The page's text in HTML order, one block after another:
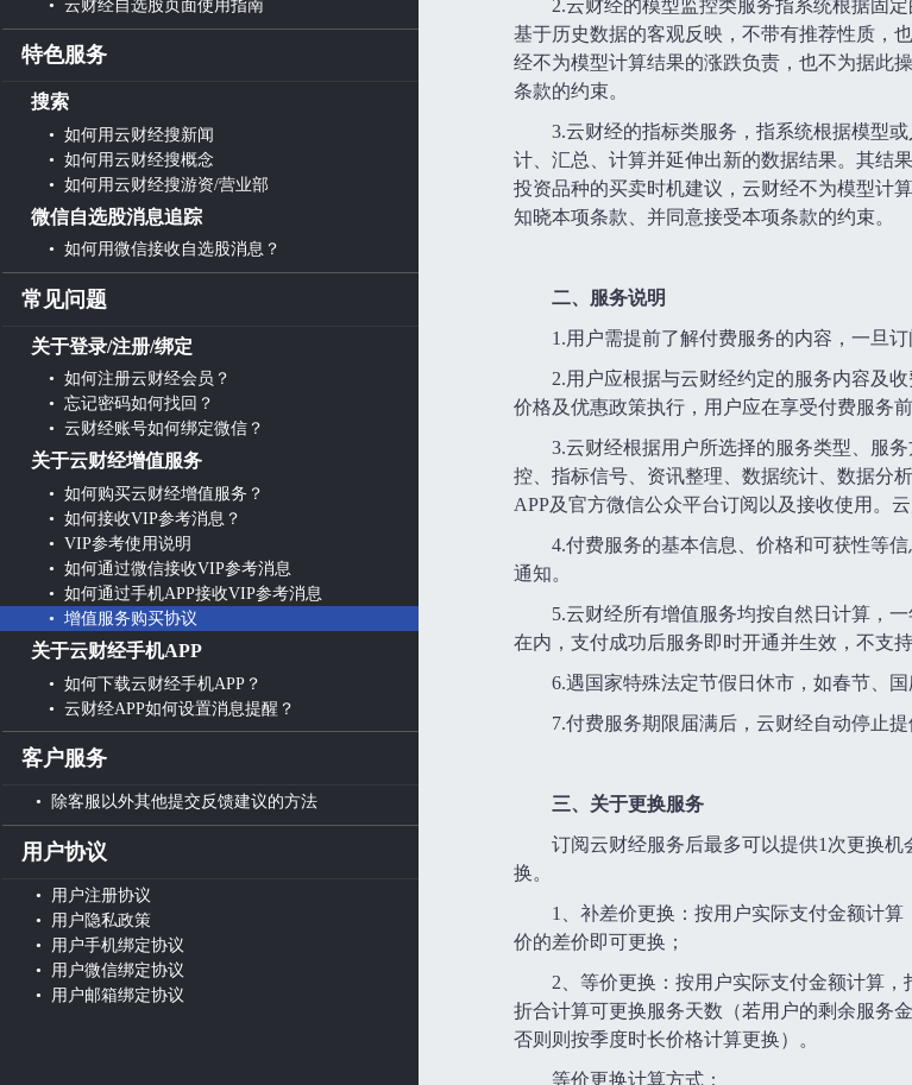
• 云财经自选股页面使用指南
特色服务
搜索
• 如何用云财经搜新闻
• 如何用云财经搜概念
• 如何用云财经搜游资/营业部
微信自选股消息追踪
• 如何用微信接收自选股消息？
常见问题
关于登录/注册/绑定
• 如何注册云财经会员？
• 忘记密码如何找回？
• 云财经账号如何绑定微信？
关于云财经增值服务
• 如何购买云财经增值服务？
• 如何接收VIP参考消息？
• VIP参考使用说明
• 如何通过微信接收VIP参考消息
• 如何通过手机APP接收VIP参考消息
• 增值服务购买协议
关于云财经手机APP
• 如何下载云财经手机APP？
• 云财经APP如何设置消息提醒？
客户服务
• 除客服以外其他提交反馈建议的方法
用户协议
• 用户注册协议
• 用户隐私政策
• 用户手机绑定协议
• 用户微信绑定协议
• 用户邮箱绑定协议
2.云财经的模型监控类服务指系统根据固
基于历史数据的客观反映，不带有推荐性质，
经不为模型计算结果的涨跌负责，也不为据此
条款的约束。
3.云财经的指标类服务，指系统根据模型
计、汇总、计算并延伸出新的数据结果。其结
投资品种的买卖时机建议，云财经不为模型计
知晓本项条款、并同意接受本项条款的约束。
二、服务说明
1.用户需提前了解付费服务的内容，一旦
2.用户应根据与云财经约定的服务内容及
价格及优惠政策执行，用户应在享受付费服务
3.云财经根据用户所选择的服务类型、服
控、指标信号、资讯整理、数据统计、数据分
APP及官方微信公众平台订阅以及接收使用。
4.付费服务的基本信息、价格和可获性等
通知。
5.云财经所有增值服务均按自然日计算，
在内，支付成功后服务即时开通并生效，不支持
6.遇国家特殊法定节假日休市，如春节、
7.付费服务期限届满后，云财经自动停止
三、关于更换服务
订阅云财经服务后最多可以提供1次更换
换。
1、补差价更换：按用户实际支付金额计
价的差价即可更换；
2、等价更换：按用户实际支付金额计算
折合计算可更换服务天数（若用户的剩余服务
否则则按季度时长价格计算更换）。
等价更换计算方式：